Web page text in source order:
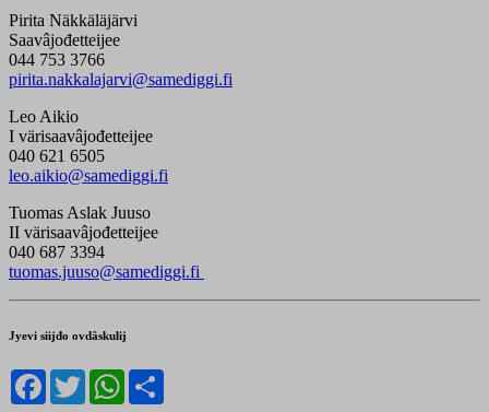
Pirita Näkkäläjärvi
Saavâjođetteijee
044 753 3766
pirita.nakkalajarvi@samediggi.fi
Leo Aikio
I värisaavâjođetteijee
040 621 6505
leo.aikio@samediggi.fi
Tuomas Aslak Juuso
II värisaavâjođetteijee
040 687 3394
tuomas.juuso@samediggi.fi
Jyevi siijđo ovdâskulij
Facebook
TwitterWhatsApp